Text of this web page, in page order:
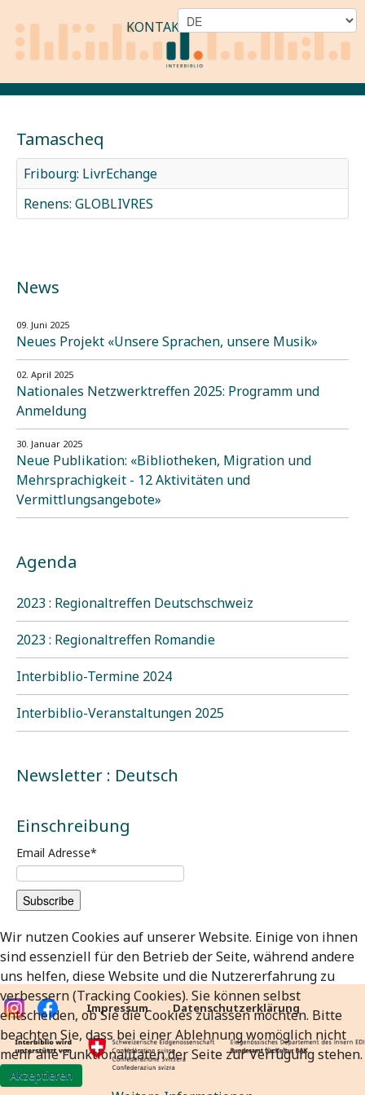
KONTAKT
Tamascheq
Fribourg: LivrEchange
Renens: GLOBLIVRES
News
09. Juni 2025
Neues Projekt «Unsere Sprachen, unsere Musik»
02. April 2025
Nationales Netzwerktreffen 2025: Programm und
Anmeldung
30. Januar 2025
Neue Publikation: «Bibliotheken, Migration und
Mehrsprachigkeit - 12 Aktivitäten und
Vermittlungsangebote»
Agenda
2023 : Regionaltreffen Deutschschweiz
2023 : Regionaltreffen Romandie
Interbiblio-Termine 2024
Interbiblio-Veranstaltungen 2025
Newsletter : Deutsch
Einschreibung
Email Adresse*
Impressum Datenschutzerklärung
Wir nutzen Cookies auf unserer Website. Einige von ihnen
sind essenziell für den Betrieb der Seite, während andere
uns helfen, diese Website und die Nutzererfahrung zu
verbessern (Tracking Cookies). Sie können selbst
entscheiden, ob Sie die Cookies zulassen möchten. Bitte
beachten Sie, dass bei einer Ablehnung womöglich nicht
mehr alle Funktionalitäten der Seite zur Verfügung stehen.
Akzeptieren